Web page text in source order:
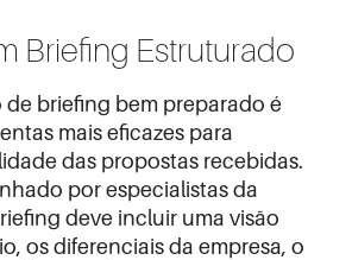
Briefing Estruturado
briefing bem preparado é
mais eficazes para
das propostas recebidas.
por especialistas da
deve incluir uma visão
os diferenciais da empresa, o